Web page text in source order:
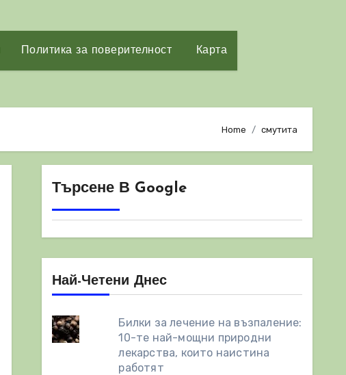
Политика за поверителност Карта
Home смутита
Търсене В Google
Най-Четени Днес
Билки за лечение на възпаление:
10-те най-мощни природни
лекарства, които наистина
работят